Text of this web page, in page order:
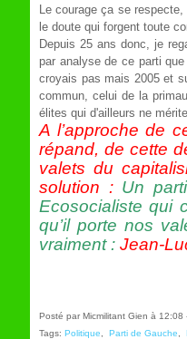
Le courage ça se
le doute qui forgent toute
Depuis 25 ans donc, je
par analyse de ce parti
croyais pas mais 2005 et
commun, celui de la
élites qui d'ailleurs ne
A l’approche de
répand, de cette
valets du
solution : Un
Ecosocialiste qui
qu’il porte nos
vraiment : Jean-
Posté par Micmilitant Gien à 12:08
Tags: Politique Parti de Gauche